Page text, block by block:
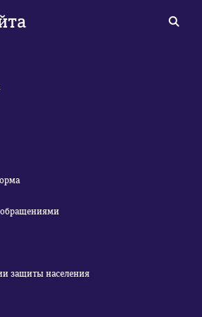
защиты населения